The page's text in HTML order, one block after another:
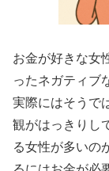
お金が好きな女
ったネガティブ
実際にはそうで
観がはっきりし
る女性が多いの